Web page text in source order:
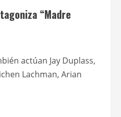
“Madre
actúan Jay Duplass,
Lachman, Arian